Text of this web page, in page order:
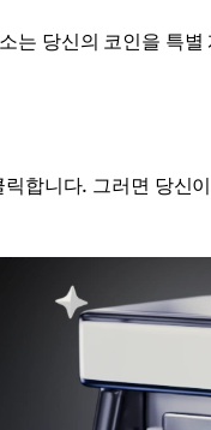
는 당신의 코인을 특
합니다. 그러면 당신